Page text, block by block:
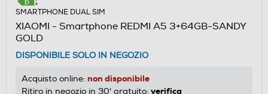
SMARTPHONE DUAL SIM
XIAOMI - Smartphone REDMI A5 3+64GB-SANDY
GOLD
DISPONIBILE SOLO IN NEGOZIO
Acquisto online: non disponibile
Ritiro in negozio in 30' gratuito: verifica